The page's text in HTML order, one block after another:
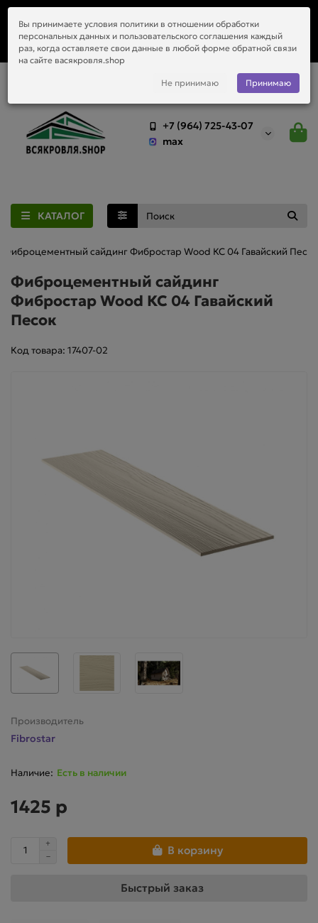
приобретённый у нас материал.
+7 (964) 725-43-07
max
КАТАЛОГ
Фиброцементный сайдинг Фибростар Wood КС 04 Гавайский Песок
Фиброцементный сайдинг
Фибростар Wood КС 04 Гавайский
Песок
Код товара: 17407-02
Производитель
Fibrostar
Есть в наличии
1425 р
В корзину
Быстрый заказ
Вы принимаете условия политики в отношении обработки
персональных данных и пользовательского соглашения каждый
раз, когда оставляете свои данные в любой форме обратной связи
на сайте васякровля.shop
Не принимаю Принимаю